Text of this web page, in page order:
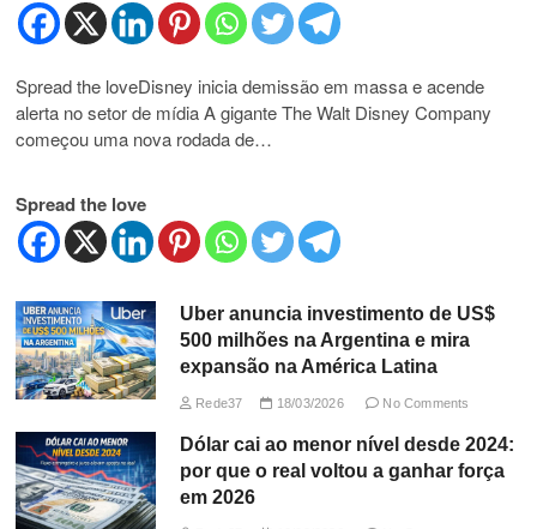
Spread the loveDisney inicia demissão em massa e acende
alerta no setor de mídia A gigante The Walt Disney Company
começou uma nova rodada de…
Spread the love
Uber anuncia investimento de US$
500 milhões na Argentina e mira
expansão na América Latina
Rede37 18/03/2026 No Comments
Dólar cai ao menor nível desde 2024:
por que o real voltou a ganhar força
em 2026